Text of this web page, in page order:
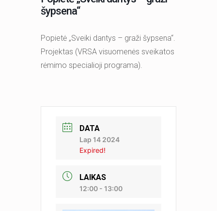
šypsena“
Popietė „Sveiki dantys – graži šypsena“.
Projektas (VRSA visuomenės sveikatos
rėmimo specialioji programa).
DATA
Lap 14 2024
Expired!
LAIKAS
12:00 - 13:00